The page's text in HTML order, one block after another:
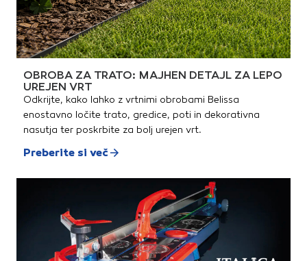
OBROBA ZA TRATO: MAJHEN DETAJL ZA LEPO
UREJEN VRT
Odkrijte, kako lahko z vrtnimi obrobami Belissa
enostavno ločite trato, gredice, poti in dekorativna
nasutja ter poskrbite za bolj urejen vrt.
Preberite si več